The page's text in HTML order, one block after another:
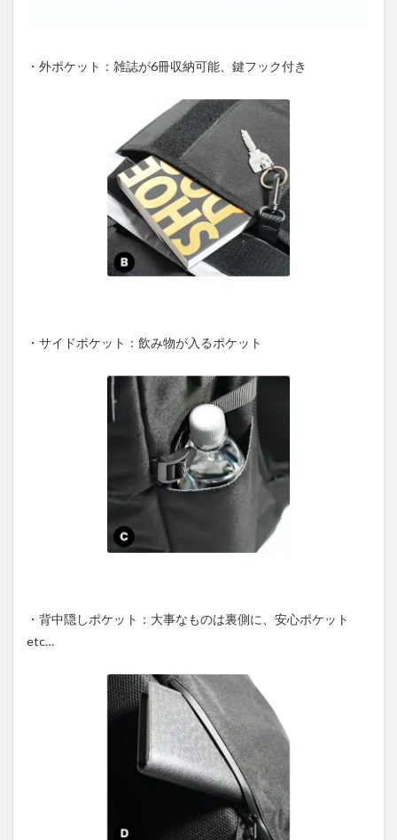
・外ポケット：雑誌が6冊収納可能、鍵フック付き
・サイドポケット：飲み物が入るポケット
・背中隠しポケット：大事なものは裏側に、安心ポケット
etc…